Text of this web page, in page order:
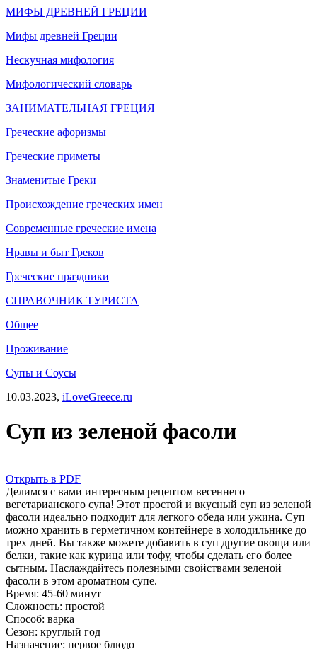
МИФЫ ДРЕВНЕЙ ГРЕЦИИ
Мифы древней Греции
Нескучная мифология
Мифологический словарь
ЗАНИМАТЕЛЬНАЯ ГРЕЦИЯ
Греческие афоризмы
Греческие приметы
Знаменитые Греки
Происхождение греческих имен
Современные греческие имена
Нравы и быт Греков
Греческие праздники
СПРАВОЧНИК ТУРИСТА
Общее
Проживание
Супы и Соусы
10.03.2023, iLoveGreece.ru
Суп из зеленой фасоли
Открыть в PDF
Делимся с вами интересным рецептом весеннего
вегетарианского супа! Этот простой и вкусный суп из зеленой
фасоли идеально подходит для легкого обеда или ужина. Суп
можно хранить в герметичном контейнере в холодильнике до
трех дней. Вы также можете добавить в суп другие овощи или
белки, такие как курица или тофу, чтобы сделать его более
сытным. Наслаждайтесь полезными свойствами зеленой
фасоли в этом ароматном супе.
Время: 45-60 минут
Сложность: простой
Способ: варка
Сезон: круглый год
Назначение: первое блюдо